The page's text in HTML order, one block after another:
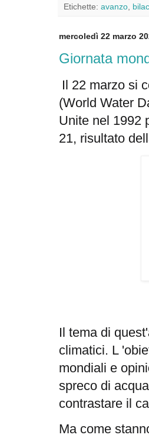
Etichette: avanzo
mercoledì 22 marzo
Giornata
Il 22 marzo si
(World Water
Unite nel 1992
21, risultato
Il tema di
climatici. L
mondiali e
spreco di
contrastare il
Ma come